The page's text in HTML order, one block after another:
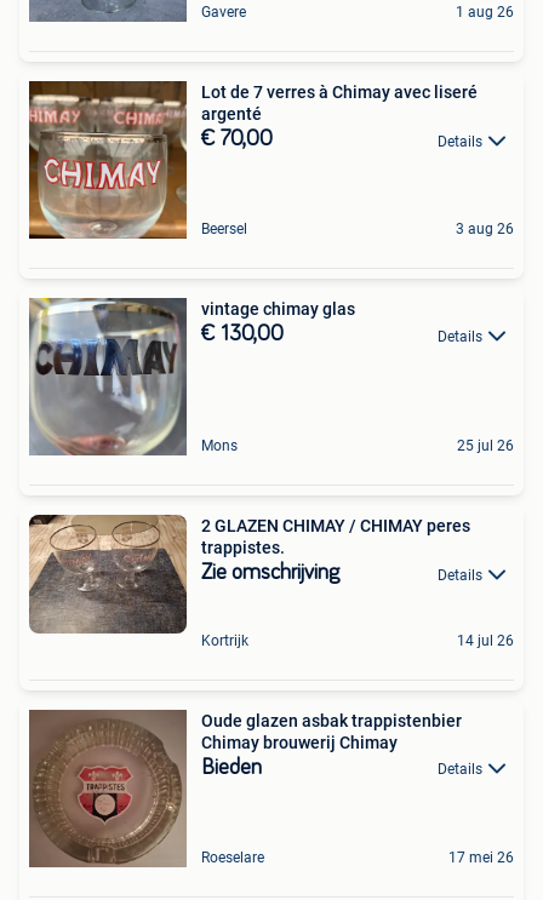
Gavere 1 aug 26
Lot de 7 verres à Chimay avec liseré
argenté
€ 70,00 Details
Beersel 3 aug 26
vintage chimay glas
€ 130,00 Details
Mons 25 jul 26
2 GLAZEN CHIMAY / CHIMAY peres
trappistes.
Zie omschrijving Details
Kortrijk 14 jul 26
Oude glazen asbak trappistenbier
Chimay brouwerij Chimay
Bieden Details
Roeselare 17 mei 26